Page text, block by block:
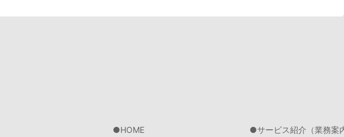
HOME
サービス紹介（業務案